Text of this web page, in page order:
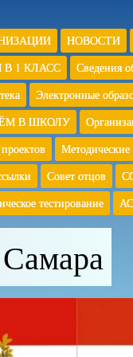
НОВОСТИ
1 КЛАСС Сведения
Электронные
В ШКОЛУ
Совет отцов
тестирование